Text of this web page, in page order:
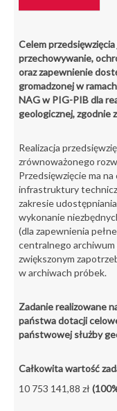
Celem
przechowywanie,
oraz zapewnienie
gromadzonej w
NAG w PIG-PIB dla
geologicznej, zgodnie
Realizacja
zrównoważonego
Przedsięwzięcie ma
infrastruktury
zakresie
wykonanie
(dla zapewnienia
centralnego archiwum
zwiększonym
w archiwach próbek.
Zadanie realizowane
państwa dotacji
państwowej służby
Całkowita wartość
10 753 141,88 zł